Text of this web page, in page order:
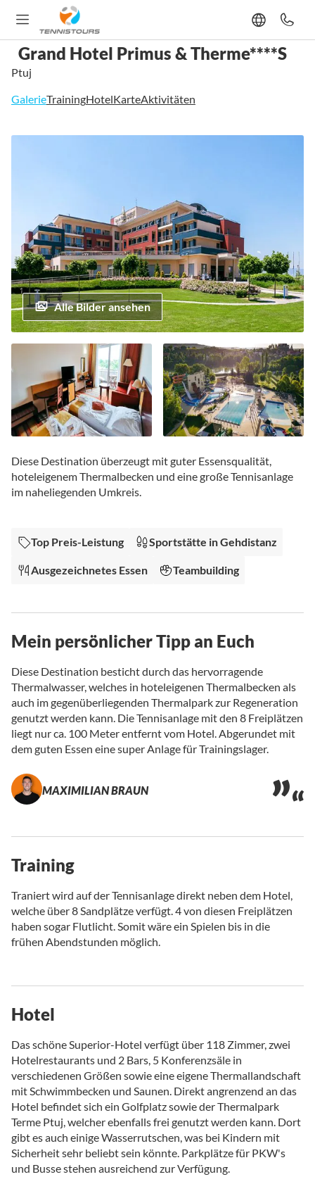
Grand Hotel Primus & Therme****S
Ptuj
GalerieTrainingHotelKarteAktivitäten
Alle Bilder ansehen
Anfang
der
Bildgalerie
Diese Destination überzeugt mit guter Essensqualität,
hoteleigenem Thermalbecken und eine große Tennisanlage
im naheliegenden Umkreis.
Top Preis-Leistung Sportstätte in Gehdistanz
Ausgezeichnetes Essen Teambuilding
Mein persönlicher Tipp an Euch
Diese Destination besticht durch das hervorragende
Thermalwasser, welches in hoteleigenen Thermalbecken als
auch im gegenüberliegenden Thermalpark zur Regeneration
genutzt werden kann. Die Tennisanlage mit den 8 Freiplätzen
liegt nur ca. 100 Meter entfernt vom Hotel. Abgerundet mit
dem guten Essen eine super Anlage für Trainingslager.
MAXIMILIAN BRAUN
Training
Traniert wird auf der Tennisanlage direkt neben dem Hotel,
welche über 8 Sandplätze verfügt. 4 von diesen Freiplätzen
haben sogar Flutlicht. Somit wäre ein Spielen bis in die
frühen Abendstunden möglich.
Hotel
Das schöne Superior-Hotel verfügt über 118 Zimmer, zwei
Hotelrestaurants und 2 Bars, 5 Konferenzsäle in
verschiedenen Größen sowie eine eigene Thermallandschaft
mit Schwimmbecken und Saunen. Direkt angrenzend an das
Hotel befindet sich ein Golfplatz sowie der Thermalpark
Terme Ptuj, welcher ebenfalls frei genutzt werden kann. Dort
gibt es auch einige Wasserrutschen, was bei Kindern mit
Sicherheit sehr beliebt sein könnte. Parkplätze für PKW's
und Busse stehen ausreichend zur Verfügung.